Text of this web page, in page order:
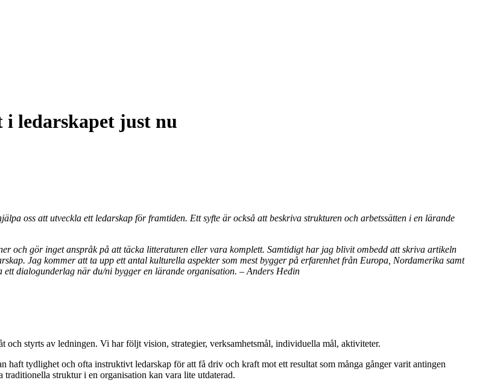
ledarskapet just nu
oss att utveckla ett ledarskap för framtiden. Ett syfte är också att beskriva strukturen och arbetssätten i en lärande
och gör inget anspråk på att täcka litteraturen eller vara komplett. Samtidigt har jag blivit ombedd att skriva artikeln
Jag kommer att ta upp ett antal kulturella aspekter som mest bygger på erfarenhet från Europa, Nordamerika samt
dialogunderlag när du/ni bygger en lärande organisation. – Anders Hedin
och styrts av ledningen. Vi har följt vision, strategier, verksamhetsmål, individuella mål, aktiviteter.
haft tydlighet och ofta instruktivt ledarskap för att få driv och kraft mot ett resultat som många gånger varit antingen
struktur i en organisation kan vara lite utdaterad.